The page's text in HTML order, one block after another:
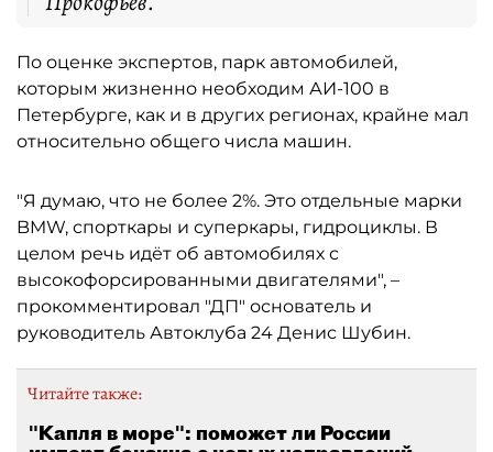
По оценке экспертов, парк автомобилей,
которым жизненно необходим АИ-100 в
Петербурге, как и в других регионах, крайне мал
относительно общего числа машин.
"Я думаю, что не более 2%. Это отдельные марки
BMW, спорткары и суперкары, гидроциклы. В
целом речь идёт об автомобилях с
высокофорсированными двигателями", –
прокомментировал "ДП" основатель и
руководитель Автоклуба 24 Денис Шубин.
Читайте также:
"Капля в море": поможет ли России